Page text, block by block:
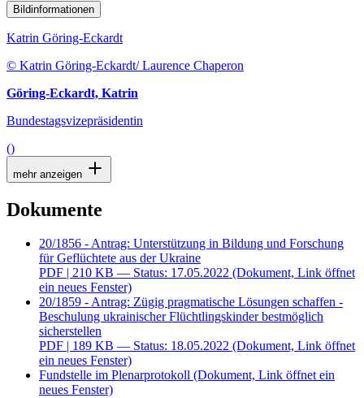
Bildinformationen
Katrin Göring-Eckardt
© Katrin Göring-Eckardt/ Laurence Chaperon
Göring-Eckardt, Katrin
Bundestagsvizepräsidentin
()
mehr anzeigen
Dokumente
20/1856 - Antrag: Unterstützung in Bildung und Forschung
für Geflüchtete aus der Ukraine
PDF | 210 KB — Status: 17.05.2022 (Dokument, Link öffnet
ein neues Fenster)
20/1859 - Antrag: Zügig pragmatische Lösungen schaffen -
Beschulung ukrainischer Flüchtlingskinder bestmöglich
sicherstellen
PDF | 189 KB — Status: 18.05.2022 (Dokument, Link öffnet
ein neues Fenster)
Fundstelle im Plenarprotokoll (Dokument, Link öffnet ein
neues Fenster)